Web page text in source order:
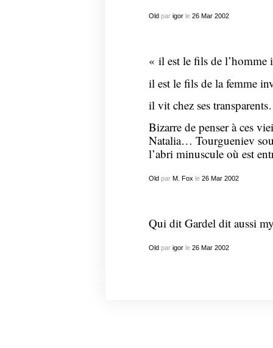
Oldpar igorle 26 Mar 2002
« il est le fils de l’homme
il est le fils de la femme
il vit chez ses
Bizarre de penser à ces
Natalia… Tourgueniev
l’abri minuscule où est
Oldpar M. Fox le 26 Mar 2002
Qui dit Gardel dit aussi
Oldpar igorle 26 Mar 2002